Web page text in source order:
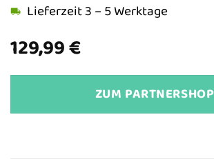
129,99€
Lieferzeit 3 – 5 Werktage
ZUM PARTNERSHOP